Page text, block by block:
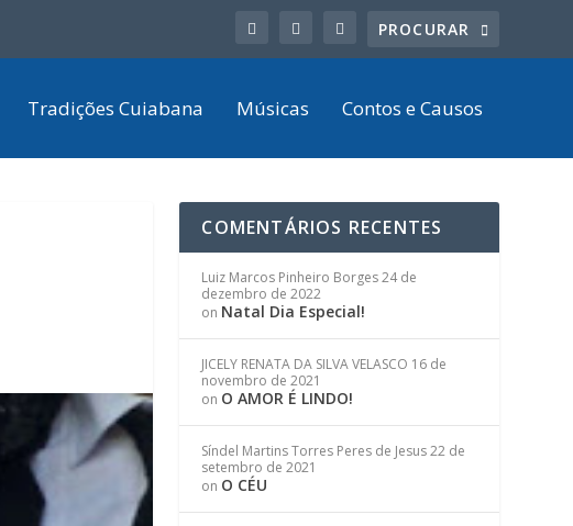
Tradições Cuiabana Músicas Contos e Causos
COMENTÁRIOS RECENTES
Luiz Marcos Pinheiro Borges24 de
dezembro de 2022
on Natal Dia Especial!
JICELY RENATA DA SILVA VELASCO 16 de
novembro de 2021
on O AMOR É LINDO!
Síndel Martins Torres Peres de Jesus22 de
setembro de 2021
on O CÉU